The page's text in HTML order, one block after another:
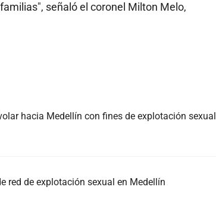
señaló el coronel Milton Melo,
hacia Medellín con fines de explotación sexual
red de explotación sexual en Medellín